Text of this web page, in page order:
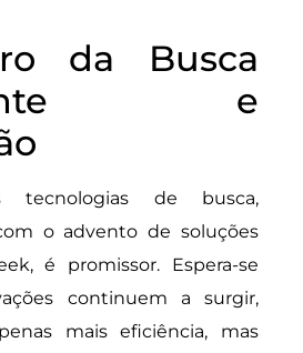
da Busca
e
de busca,
o advento de soluções
é promissor. Espera-se
continuem a surgir,
mais eficiência, mas